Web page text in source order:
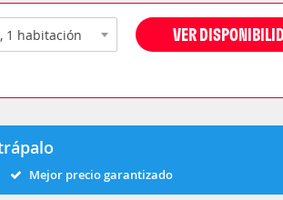
VER
Mejor precio garantizado